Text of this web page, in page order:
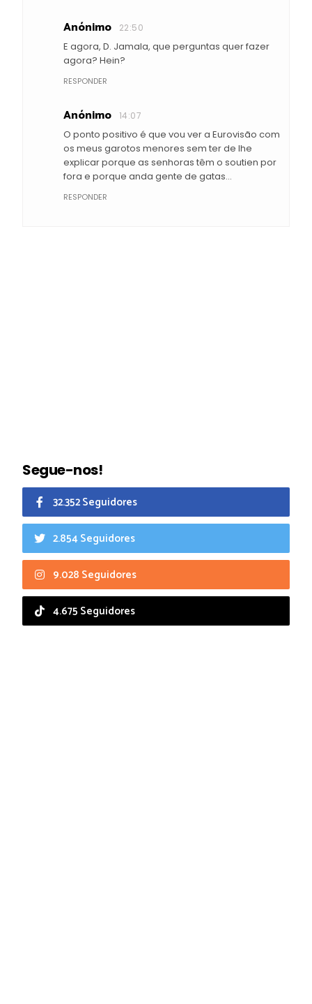
Anónimo 22:50
E agora, D. Jamala, que perguntas quer fazer
agora? Hein?
RESPONDER
Anónimo 14:07
O ponto positivo é que vou ver a Eurovisão com
os meus garotos menores sem ter de lhe
explicar porque as senhoras têm o soutien por
fora e porque anda gente de gatas...
RESPONDER
Segue-nos!
32.352 Seguidores
2.854 Seguidores
9.028 Seguidores
4.675 Seguidores